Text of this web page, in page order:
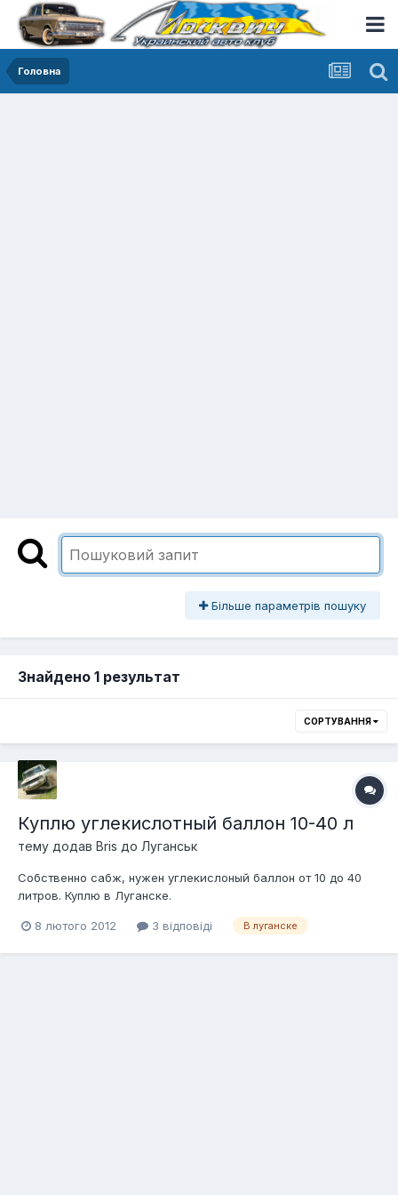
Головна
Більше параметрів пошуку
Знайдено 1 результат
СОРТУВАННЯ
Куплю углекислотный баллон 10-40 л
тему додав Bris до Луганськ
Собственно сабж, нужен углекислоный баллон от 10 до 40
литров. Куплю в Луганске.
8 лютого 2012 3 відповіді В луганске